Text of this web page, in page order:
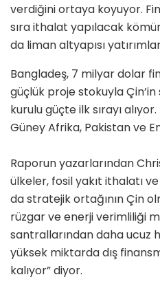
verdiğini ortaya koyuyor.
sıra ithalat yapılacak
da liman altyapısı
Bangladeş, 7 milyar dolar
güçlük proje stokuyla
kurulu güçte ilk sırayı
Güney Afrika, Pakistan ve
Raporun yazarlarından
ülkeler, fosil yakıt ithalatı
da stratejik ortağının Çin
rüzgar ve enerji verimliliği
santrallarından daha ucuz
yüksek miktarda dış
kalıyor” diyor.